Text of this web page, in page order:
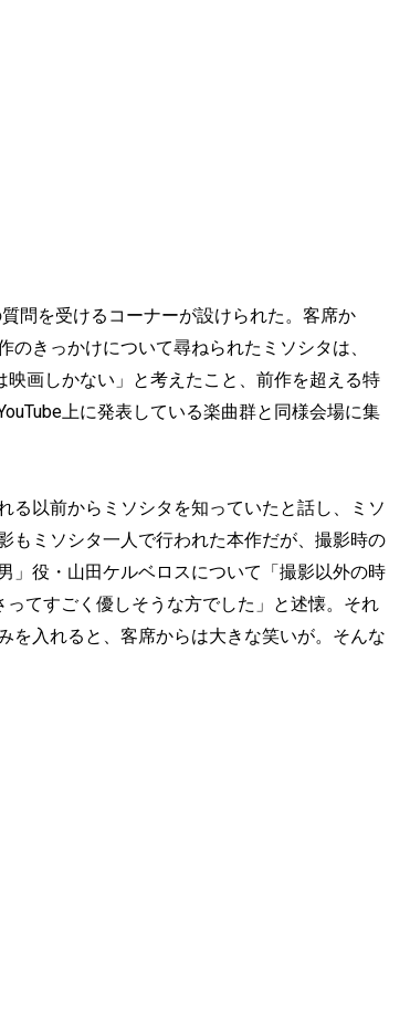
問を受けるコーナーが設けられた。客席か
のきっかけについて尋ねられたミソシタは、
映画しかない」と考えたこと、前作を超える特
上に発表している楽曲群と同様会場に集
る以前からミソシタを知っていたと話し、ミソ
もミソシタ一人で行われた本作だが、撮影時の
」役・山田ケルベロスについて「撮影以外の時
てすごく優しそうな方でした」と述懐。それ
を入れると、客席からは大きな笑いが。そんな